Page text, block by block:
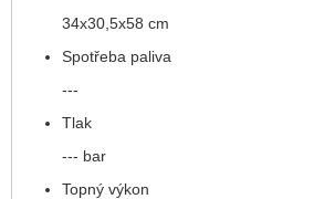
34x30,5x58 cm
Spotřeba paliva
---
Tlak
--- bar
Topný výkon